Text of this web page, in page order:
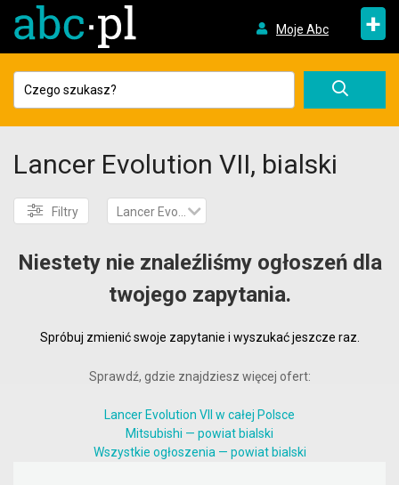
Moje Abc +
Lancer Evolution VII, bialski
Filtry Lancer Evolution VII
Niestety nie znaleźliśmy ogłoszeń dla
twojego zapytania.
Spróbuj zmienić swoje zapytanie i wyszukać jeszcze raz.
Sprawdź, gdzie znajdziesz więcej ofert:
Lancer Evolution VII w całej Polsce
Mitsubishi — powiat bialski
Wszystkie ogłoszenia — powiat bialski